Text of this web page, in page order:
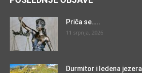
Priča se…..
11 srpnja, 2026
Durmitor i ledena jezera